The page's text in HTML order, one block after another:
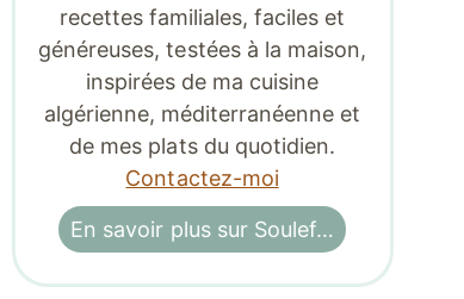
recettes familiales, faciles et
généreuses, testées à la maison,
inspirées de ma cuisine
algérienne, méditerranéenne et
de mes plats du quotidien.
Contactez-moi
En savoir plus sur Soulef…